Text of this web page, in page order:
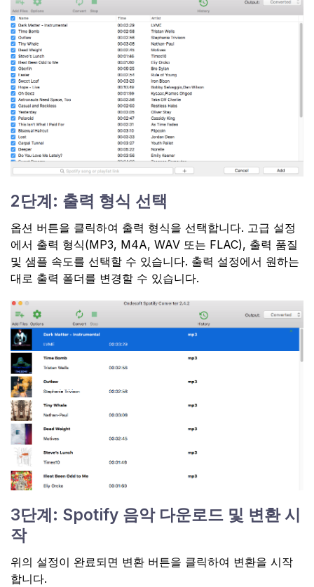
2단계: 출력 형식 선택
옵션 버튼을 클릭하여 출력 형식을 선택합니다. 고급 설정
에서 출력 형식(MP3, M4A, WAV 또는 FLAC), 출력 품질
및 샘플 속도를 선택할 수 있습니다. 출력 설정에서 원하는
대로 출력 폴더를 변경할 수 있습니다.
3단계: Spotify 음악 다운로드 및 변환 시
작
위의 설정이 완료되면 변환 버튼을 클릭하여 변환을 시작
합니다.